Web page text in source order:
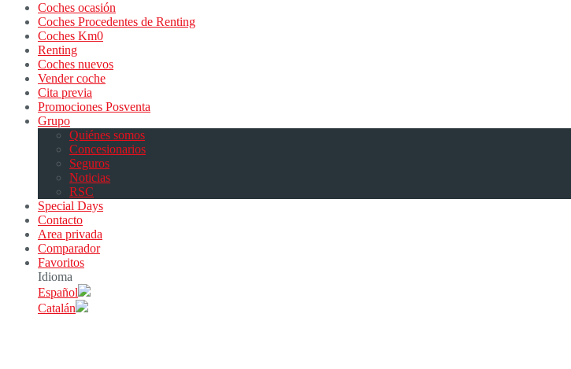
Coches ocasión
Coches Procedentes de Renting
Coches Km0
Renting
Coches nuevos
Vender coche
Cita previa
Promociones Posventa
Grupo
Quiénes somos
Concesionarios
Seguros
Noticias
RSC
Special Days
Contacto
Area privada
Comparador
Favoritos
Idioma
Español
Catalán